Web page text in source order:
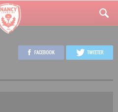
FACEBOOK TWEETER